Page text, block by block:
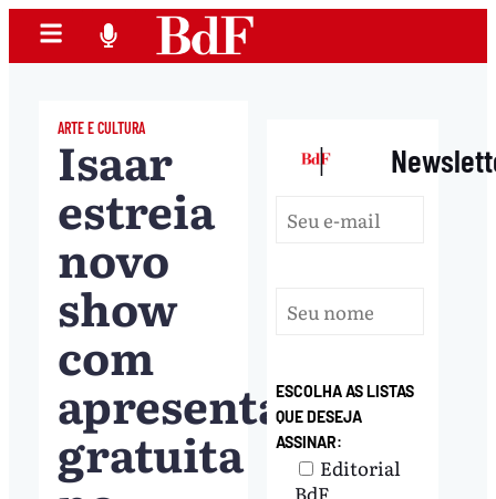
ARTE E CULTURA
Isaar
estreia
novo
show
com
apresentação
gratuita
|
ESCOLHA AS LISTAS
QUE DESEJA
ASSINAR:
Editorial
BdF